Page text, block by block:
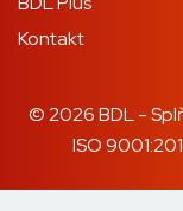
Kontakt
© 2026 BDL -
ISO